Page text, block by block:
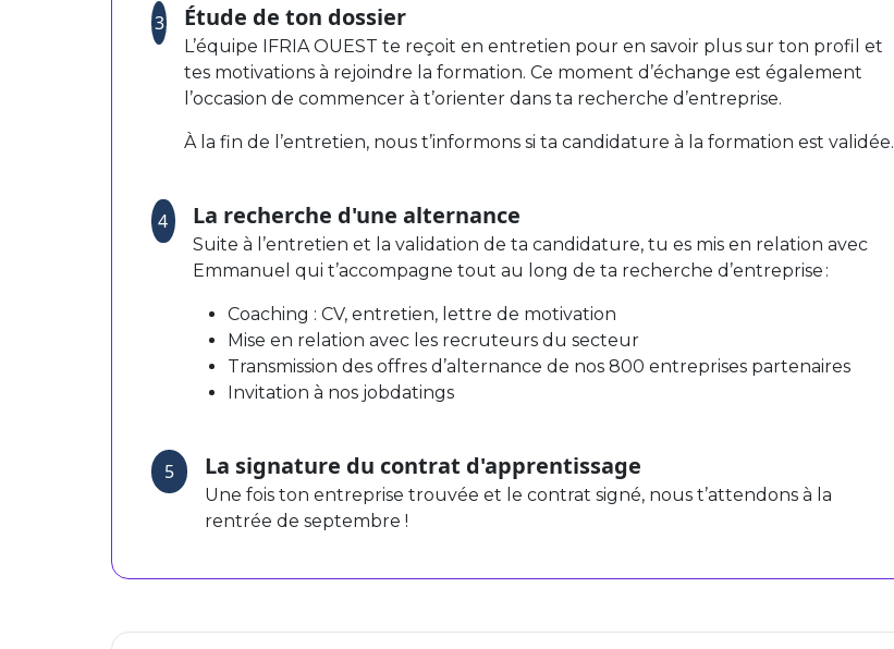
3 Étude de ton dossier
L’équipe IFRIA OUEST te reçoit en entretien pour en savoir plus sur ton profil et
tes motivations à rejoindre la formation. Ce moment d’échange est également
l’occasion de commencer à t’orienter dans ta recherche d’entreprise.
À la fin de l’entretien, nous t’informons si ta candidature à la formation est validée.
4 La recherche d'une alternance
Suite à l’entretien et la validation de ta candidature, tu es mis en relation avec
Emmanuel qui t’accompagne tout au long de ta recherche d’entreprise :
Coaching : CV, entretien, lettre de motivation
Mise en relation avec les recruteurs du secteur
Transmission des offres d’alternance de nos 800 entreprises partenaires
Invitation à nos jobdatings
5 La signature du contrat d'apprentissage
Une fois ton entreprise trouvée et le contrat signé, nous t’attendons à la
rentrée de septembre !